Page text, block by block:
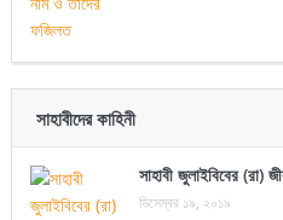
সাহাবীদের কাহিনী
সাহাবী জুলাইবিবের (রা)
ডিসেম্বর ১৯, ২০১৯